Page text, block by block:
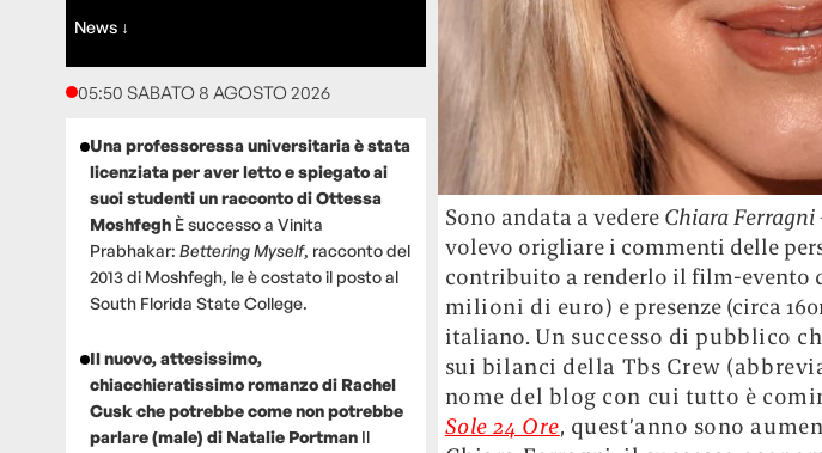
News ↓
05:50 SABATO 8 AGOSTO 2026
Una professoressa universitaria è stata
licenziata per aver letto e spiegato ai
suoi studenti un racconto di Ottessa
Moshfegh È successo a Vinita
Prabhakar: Bettering Myself, racconto del
2013 di Moshfegh, le è costato il posto al
South Florida State College.
Il nuovo, attesissimo,
chiacchieratissimo romanzo di Rachel
Cusk che potrebbe come non potrebbe
parlare (male) di Natalie Portman Il
Sono andata a vedere Chiara Ferragni
volevo origliare i commenti delle
contribuito a renderlo il film-evento
milioni di euro) e presenze (circa
italiano. Un successo di pubblico
sui bilanci della Tbs Crew
nome del blog con cui tutto è
Sole 24 Ore, quest’anno sono